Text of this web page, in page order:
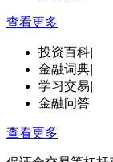
查看更多
投资百科|
金融词典|
学习交易|
金融问答
查看更多